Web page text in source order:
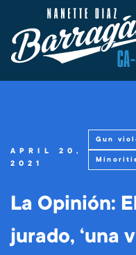
APRIL 20,
2021
Gun
La Opinión:
jurado, ‘una